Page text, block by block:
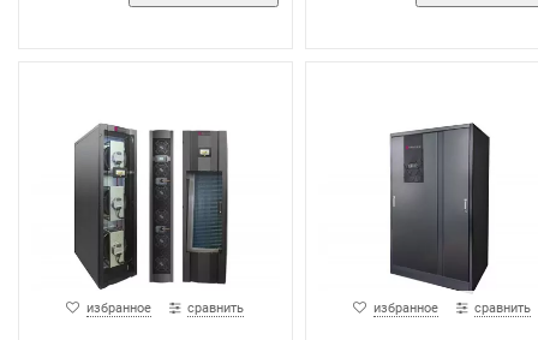
избранное сравнить избранное сравнить